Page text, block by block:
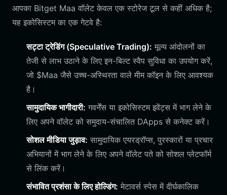
आपका Bitget Maa वॉलेट केवल एक स्टोरेज टूल से कहीं अधिक है;
यह इकोसिस्टम का एक गेटवे है:
सट्टा ट्रेडिंग (Speculative Trading): मूल्य आंदोलनों का
तेजी से लाभ उठाने के लिए इन-बिल्ट स्वैप सुविधा का उपयोग करें,
जो $Maa जैसे उच्च-अस्थिरता वाले मीम कॉइन के लिए आवश्यक
है।
सामुदायिक भागीदारी: गवर्नेंस या इकोसिस्टम इवेंट्स में भाग लेने के
लिए अपने वॉलेट को समुदाय-संचालित DApps से कनेक्ट करें।
सोशल मीडिया जुड़ाव: सामुदायिक एयरड्रॉप्स, पुरस्कारों या प्रचार
अभियानों में भाग लेने के लिए अपने वॉलेट पते को सोशल प्लेटफॉर्म
से लिंक करें।
संभावित प्रशंसा के लिए होल्डिंग: मेटावर्स स्पेस में दीर्घकालिक